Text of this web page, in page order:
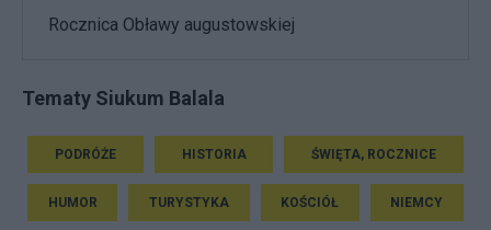
Rocznica Obławy augustowskiej
Tematy Siukum Balala
PODRÓŻE HISTORIA ŚWIĘTA, ROCZNICE
HUMOR TURYSTYKA KOŚCIÓŁ NIEMCY